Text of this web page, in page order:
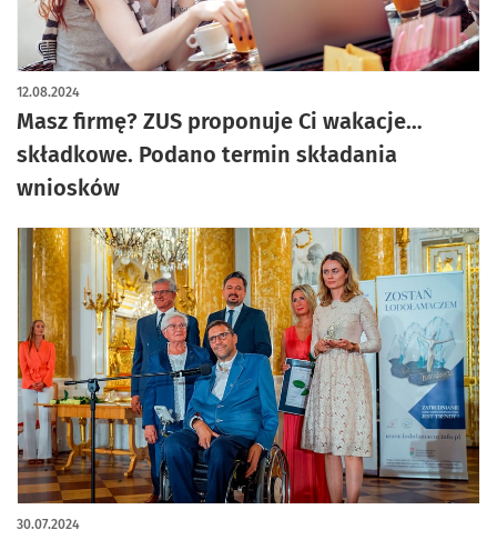
Masz firmę? ZUS proponuje Ci wakacje…
składkowe. Podano termin składania
wniosków
12.08.2024
30.07.2024